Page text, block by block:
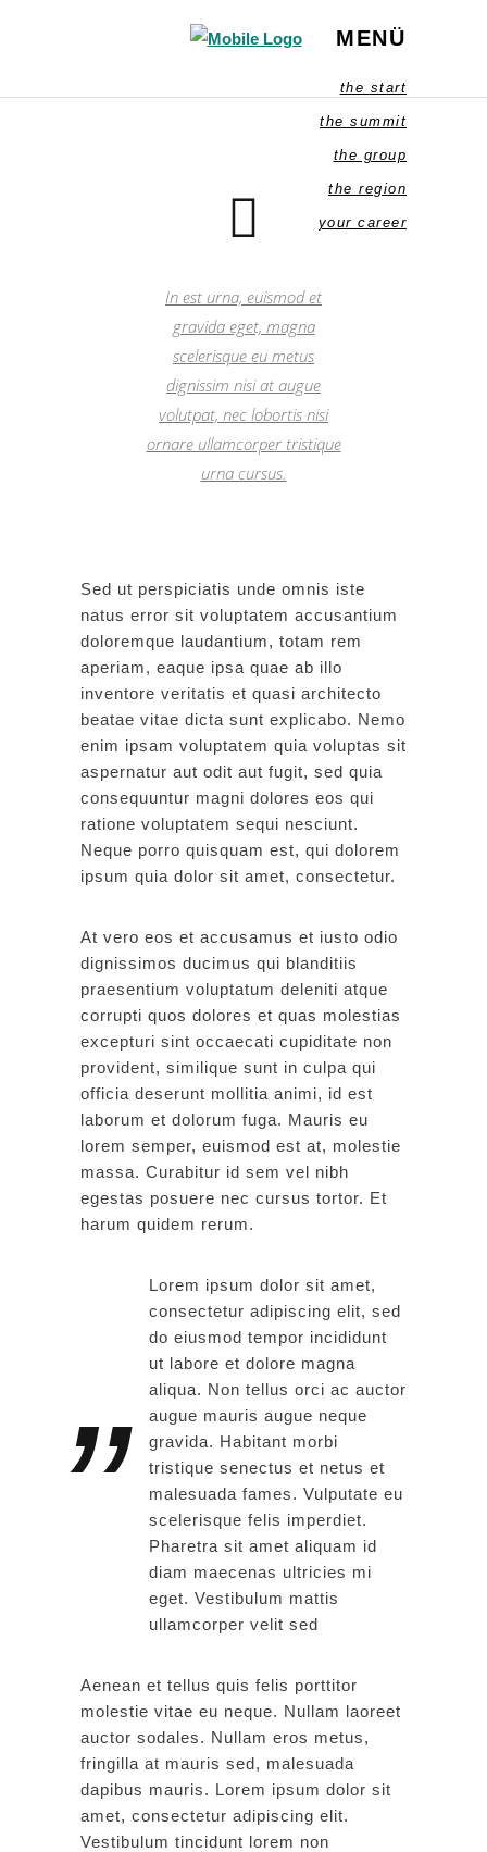
MENÜ
the start
the summit
the group
the region
your career
In est urna, euismod et
gravida eget, magna
scelerisque eu metus
dignissim nisi at augue
volutpat, nec lobortis nisi
ornare ullamcorper tristique
urna cursus.
Sed ut perspiciatis unde omnis iste
natus error sit voluptatem accusantium
doloremque laudantium, totam rem
aperiam, eaque ipsa quae ab illo
inventore veritatis et quasi architecto
beatae vitae dicta sunt explicabo. Nemo
enim ipsam voluptatem quia voluptas sit
aspernatur aut odit aut fugit, sed quia
consequuntur magni dolores eos qui
ratione voluptatem sequi nesciunt.
Neque porro quisquam est, qui dolorem
ipsum quia dolor sit amet, consectetur.
At vero eos et accusamus et iusto odio
dignissimos ducimus qui blanditiis
praesentium voluptatum deleniti atque
corrupti quos dolores et quas molestias
excepturi sint occaecati cupiditate non
provident, similique sunt in culpa qui
officia deserunt mollitia animi, id est
laborum et dolorum fuga. Mauris eu
lorem semper, euismod est at, molestie
massa. Curabitur id sem vel nibh
egestas posuere nec cursus tortor. Et
harum quidem rerum.
Lorem ipsum dolor sit amet,
consectetur adipiscing elit, sed
do eiusmod tempor incididunt
ut labore et dolore magna
aliqua. Non tellus orci ac auctor
augue mauris augue neque
gravida. Habitant morbi
tristique senectus et netus et
malesuada fames. Vulputate eu
scelerisque felis imperdiet.
Pharetra sit amet aliquam id
diam maecenas ultricies mi
eget. Vestibulum mattis
ullamcorper velit sed
Aenean et tellus quis felis porttitor
molestie vitae eu neque. Nullam laoreet
auctor sodales. Nullam eros metus,
fringilla at mauris sed, malesuada
dapibus mauris. Lorem ipsum dolor sit
amet, consectetur adipiscing elit.
Vestibulum tincidunt lorem non